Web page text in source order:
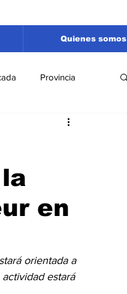
Quienes somos
Provincia
Santa Fe
Liga Sanlorencina
en
orientada a
estará